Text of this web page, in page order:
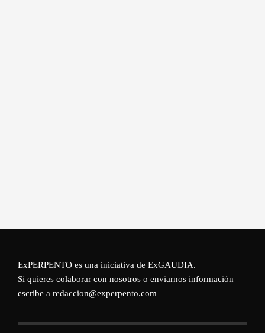
ExPERPENTO es una iniciativa de ExGAUDIA.
Si quieres colaborar con nosotros o enviarnos información
escribe a redaccion@experpento.com